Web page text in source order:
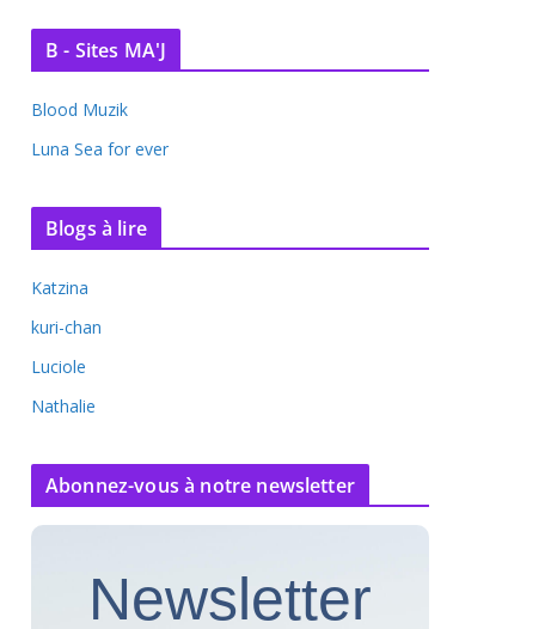
B - Sites MA'J
Blood Muzik
Luna Sea for ever
Blogs à lire
Katzina
kuri-chan
Luciole
Nathalie
Abonnez-vous à notre newsletter
Newsletter